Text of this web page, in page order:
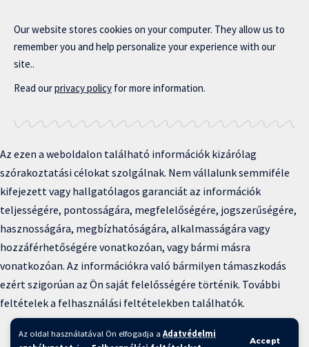
Az oldal használatával Ön elfogadja a Adatvédelmi
Accept
Our website stores cookies on your computer. They allow us to
remember you and help personalize your experience with our
site..
Read ourprivacy policy for more information.
Az ezen a weboldalon található információk kizárólag
szórakoztatási célokat szolgálnak. Nem vállalunk semmiféle
kifejezett vagy hallgatólagos garanciát az információk
teljességére, pontosságára, megfelelőségére, jogszerűségére,
hasznosságára, megbízhatóságára, alkalmasságára vagy
hozzáférhetőségére vonatkozóan, vagy bármi másra
vonatkozóan. Az információkra való bármilyen támaszkodás
ezért szigorúan az Ön saját felelősségére történik. További
feltételek a felhasználási feltételekben találhatók.
Copyright © 2025 BFKH.hu